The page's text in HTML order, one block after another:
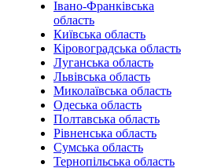
Івано-Франківська
область
Київська область
Кіровоградська область
Луганська область
Львівська область
Миколаївська область
Одеська область
Полтавська область
Рівненська область
Сумська область
Тернопільська область